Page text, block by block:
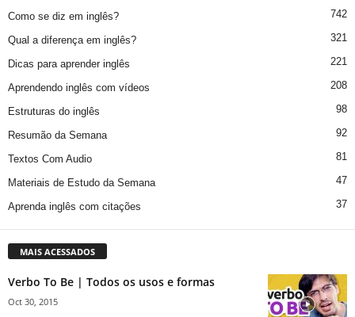
Como se diz em inglês? 742
Qual a diferença em inglês? 321
Dicas para aprender inglês 221
Aprendendo inglês com vídeos 208
Estruturas do inglês 98
Resumão da Semana 92
Textos Com Audio 81
Materiais de Estudo da Semana 47
Aprenda inglês com citações 37
MAIS ACESSADOS
Verbo To Be | Todos os usos e formas
Oct 30, 2015